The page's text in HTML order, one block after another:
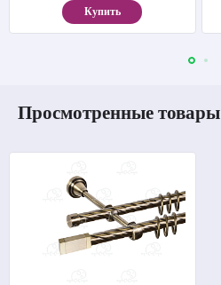
Купить
Просмотренные товары